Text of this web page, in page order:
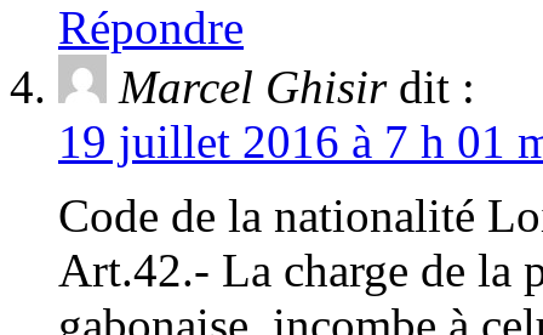
Répondre
Marcel Ghisir dit :
19 juillet 2016 à 7 h 01
Code de la nationalité
Art.42.- La charge de la